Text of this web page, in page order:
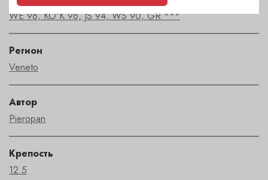
WE 96, KO'K 96, JS 94, WS 90, GR ***
Регион
Veneto
Автор
Pieropan
Крепость
12.5